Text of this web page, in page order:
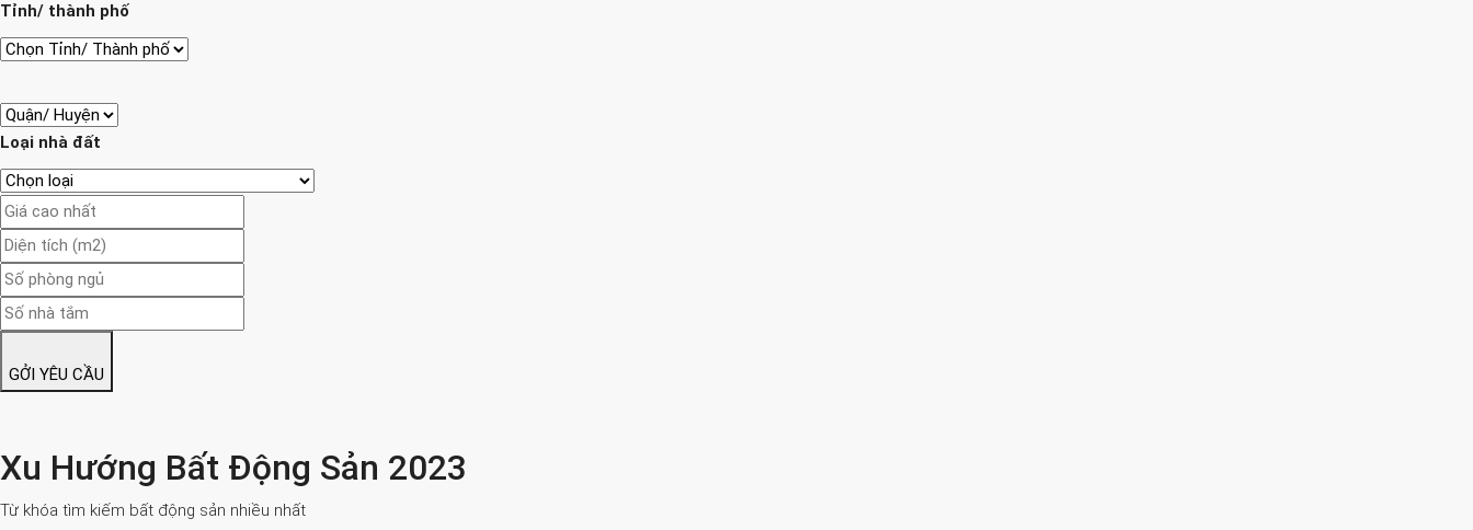
Tỉnh/ thành phố
Loại nhà đất
GỞI YÊU CẦU
Xu Hướng Bất Động Sản 2023
Từ khóa tìm kiếm bất động sản nhiều nhất